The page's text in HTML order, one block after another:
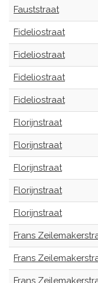
Fauststraat
Fideliostraat
Fideliostraat
Fideliostraat
Fideliostraat
Florijnstraat
Florijnstraat
Florijnstraat
Florijnstraat
Florijnstraat
Frans
Frans
Frans